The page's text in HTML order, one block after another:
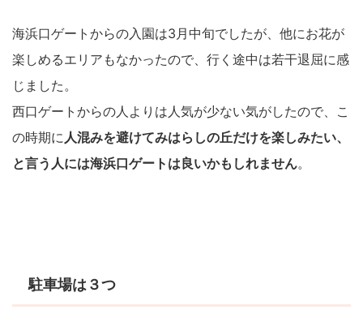
海浜口ゲートからの入園は3月中旬でしたが、他にお花が
楽しめるエリアもなかったので、行く途中は若干退屈に感
じました。
西口ゲートからの人よりは人気が少ない気がしたので、こ
の時期に人混みを避けてみはらしの丘だけを楽しみたい、
と言う人には海浜口ゲートは良いかもしれません。
駐車場は３つ